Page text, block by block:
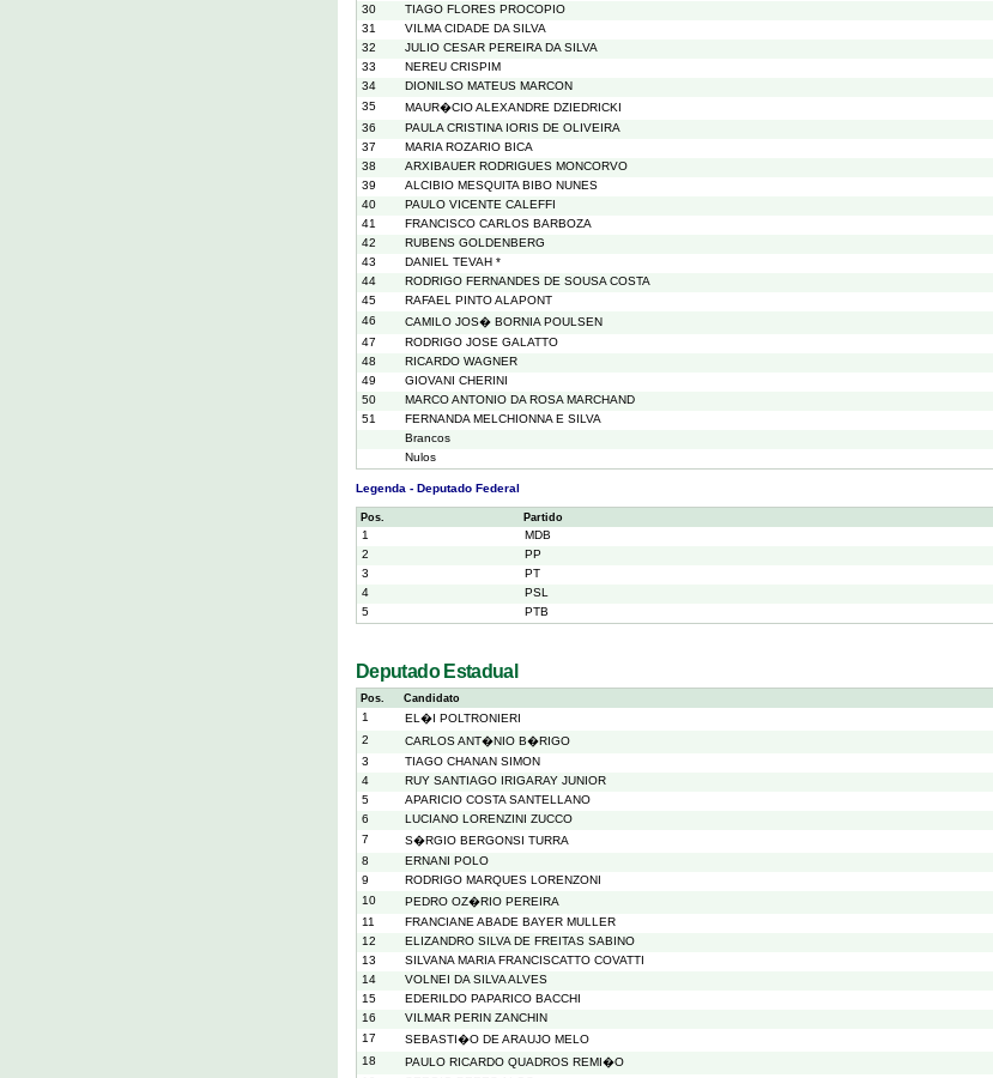
30
TIAGO FLORES PROCOPIO
31
VILMA CIDADE DA SILVA
32
JULIO CESAR PEREIRA DA SILVA
33
NEREU CRISPIM
34
DIONILSO MATEUS MARCON
35
MAUR�CIO ALEXANDRE DZIEDRICKI
36
PAULA CRISTINA IORIS DE OLIVEIRA
37
MARIA ROZARIO BICA
38
ARXIBAUER RODRIGUES MONCORVO
39
ALCIBIO MESQUITA BIBO NUNES
40
PAULO VICENTE CALEFFI
41
FRANCISCO CARLOS BARBOZA
42
RUBENS GOLDENBERG
43
DANIEL TEVAH *
44
RODRIGO FERNANDES DE SOUSA COSTA
45
RAFAEL PINTO ALAPONT
46
CAMILO JOS� BORNIA POULSEN
47
RODRIGO JOSE GALATTO
48
RICARDO WAGNER
49
GIOVANI CHERINI
50
MARCO ANTONIO DA ROSA MARCHAND
51
FERNANDA MELCHIONNA E SILVA
Brancos
Nulos
Legenda - Deputado Federal
Pos. Partido
1 MDB
2
PP
3
PT
4
PSL
5
PTB
Deputado Estadual
Pos. Candidato
1 EL�I POLTRONIERI
2
CARLOS ANT�NIO B�RIGO
3
TIAGO CHANAN SIMON
4
RUY SANTIAGO IRIGARAY JUNIOR
5
APARICIO COSTA SANTELLANO
6
LUCIANO LORENZINI ZUCCO
7
S�RGIO BERGONSI TURRA
8
ERNANI POLO
9
RODRIGO MARQUES LORENZONI
10
PEDRO OZ�RIO PEREIRA
11
FRANCIANE ABADE BAYER MULLER
12
ELIZANDRO SILVA DE FREITAS SABINO
13
SILVANA MARIA FRANCISCATTO COVATTI
14
VOLNEI DA SILVA ALVES
15
EDERILDO PAPARICO BACCHI
16
VILMAR PERIN ZANCHIN
17
SEBASTI�O DE ARAUJO MELO
18
PAULO RICARDO QUADROS REMI�O